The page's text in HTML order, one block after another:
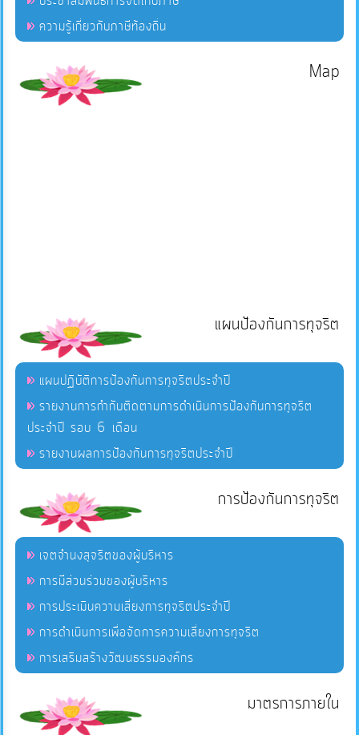
ความรู้เกี่ยวกับภาษีท้องถิ่น
Map
แผนป้องกันการทุจริต
แผนปฏิบัติการป้องกันการทุจริตประจำปี
รายงานการกำกับติดตามการดำเนินการป้องกันการทุจริต
ประจำปี รอบ 6 เดือน
รายงานผลการป้องกันการทุจริตประจำปี
การป้องกันการทุจริต
เจตจำนงสุจริตของผู้บริหาร
การมีส่วนร่วมของผู้บริหาร
การประเมินความเสี่ยงการทุจริตประจำปี
การดำเนินการเพื่อจัดการความเสี่ยงการทุจริต
การเสริมสร้างวัฒนธรรมองค์กร
มาตรการภายใน